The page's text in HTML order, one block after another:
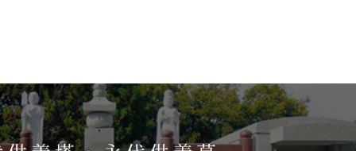
と高齢化の今後
前半
派宮城教区